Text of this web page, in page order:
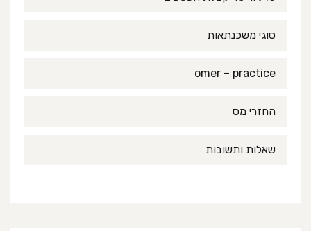
סוגי משכנתאות
omer – practice
החזרי מס
שאלות ותשובות